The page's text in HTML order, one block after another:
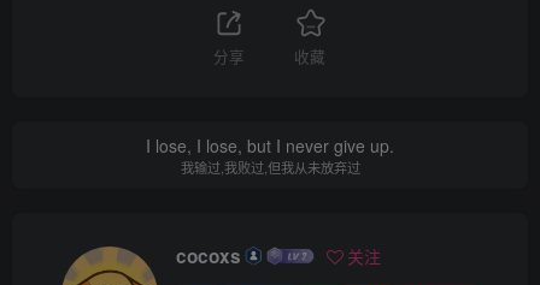
分享 收藏
I lose, I lose, but I never give up.
我输过,我败过,但我从未放弃过
cocoxs 关注